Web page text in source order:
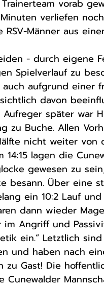
vorab
verliefen
Männer aus
- durch eigene
Spielverlauf zu
aufgrund einer
davon
später war
zu Buche. Allen
nicht weiter von
lagen die
gewesen zu
besann. Über eine
ein 10:2 Lauf
dann wieder
im Angriff und
ein.“ Letztlich
und haben nach
Gast! Die